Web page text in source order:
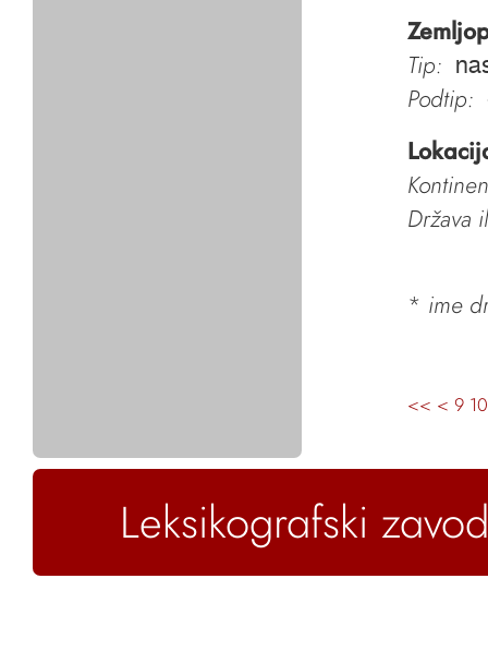
Tip:
Podtip:
Država
* ime
<< < 9 10
Leksikografski